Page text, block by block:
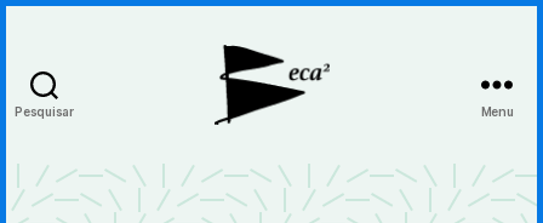
Pesquisar Menu